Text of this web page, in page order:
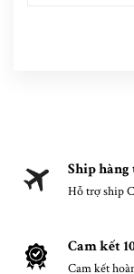
Ship hàng
Hỗ trợ ship
Cam kết
Cam kết